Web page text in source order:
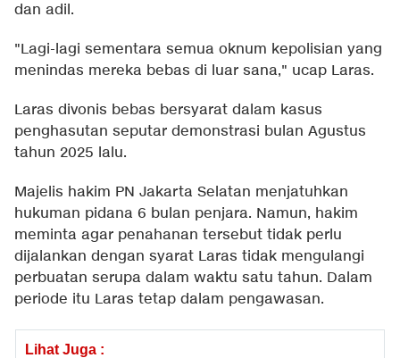
dan adil.
"Lagi-lagi sementara semua oknum kepolisian yang
menindas mereka bebas di luar sana," ucap Laras.
Laras divonis bebas bersyarat dalam kasus
penghasutan seputar demonstrasi bulan Agustus
tahun 2025 lalu.
Majelis hakim PN Jakarta Selatan menjatuhkan
hukuman pidana 6 bulan penjara. Namun, hakim
meminta agar penahanan tersebut tidak perlu
dijalankan dengan syarat Laras tidak mengulangi
perbuatan serupa dalam waktu satu tahun. Dalam
periode itu Laras tetap dalam pengawasan.
Lihat Juga :